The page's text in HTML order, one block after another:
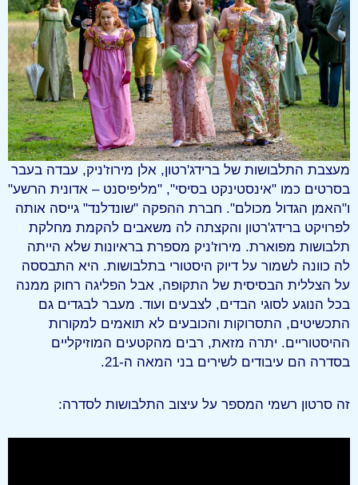
מעצבת התלבושות של ברידג'רטון, אלן מירוז'ניק, עבדה בעבר
בסרטים כמו "אינסטינקט בסיסי", "מליפיסנט – אדונית הרשע"
ו"האמן הגדול מכולם". חברת ההפקה "שונדלנד" גייסה אותה
לפרויקט ברידג'רטון והקצתה לה משאבים להקמת מחלקת
תלבושות מפוארת. מירוז'ניק מספרת בראיונות שלא הייתה
לה כוונה לשמור על דיוק היסטורי בתלבושות. היא התבססה
על הצללית הבסיסית של התקופה, אבל הפליגה רחוק ממנה
בכל הנוגע לסוגי הבדים, לצבעים ועוד. מעבר לבגדים גם
התכשיטים, התסרוקות והכובעים לא תואמים למקורות
ההיסטוריים. יתרה מזאת, רבים מהקטעים המוזיקליים
בסדרה הם עיבודים לשירים בני המאה ה-21.
זה סרטון רשמי המספר על עיצוב התלבושות לסדרה: